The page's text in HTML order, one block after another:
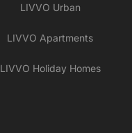
LIVVO Urban
LIVVO Apartments
LIVVO Holiday Homes